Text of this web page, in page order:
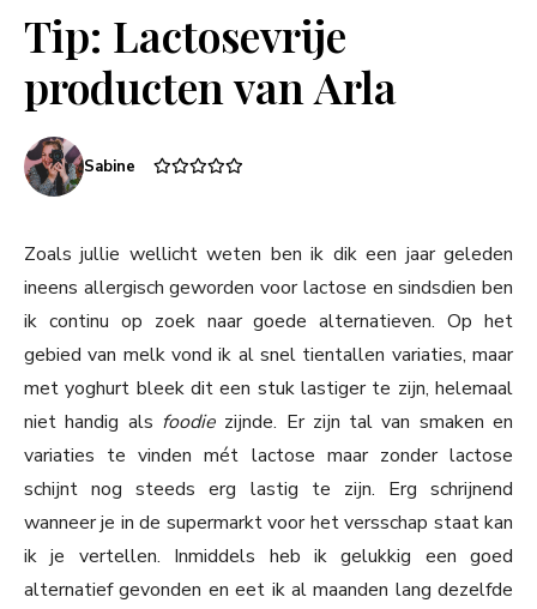
Tip: Lactosevrije
producten van Arla
Sabine
Zoals jullie wellicht weten ben ik dik een jaar geleden
ineens allergisch geworden voor lactose en sindsdien ben
ik continu op zoek naar goede alternatieven. Op het
gebied van melk vond ik al snel tientallen variaties, maar
met yoghurt bleek dit een stuk lastiger te zijn, helemaal
niet handig als foodie zijnde. Er zijn tal van smaken en
variaties te vinden mét lactose maar zonder lactose
schijnt nog steeds erg lastig te zijn. Erg schrijnend
wanneer je in de supermarkt voor het versschap staat kan
ik je vertellen. Inmiddels heb ik gelukkig een goed
alternatief gevonden en eet ik al maanden lang dezelfde